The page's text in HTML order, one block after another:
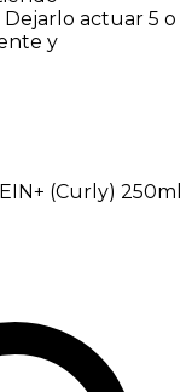
actuar 5 o
y
(Curly) 250ml